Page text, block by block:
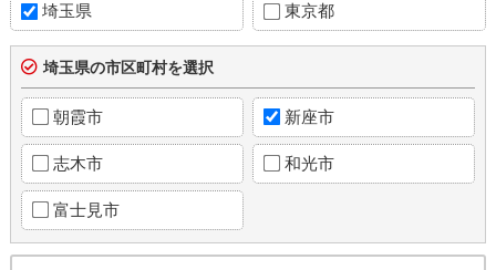
埼玉県 東京都
埼玉県の市区町村を選択
朝霞市 新座市
志木市 和光市
富士見市